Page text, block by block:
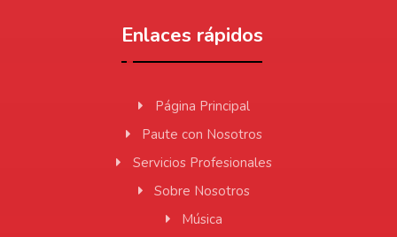
Enlaces rápidos
Página Principal
Paute con Nosotros
Servicios Profesionales
Sobre Nosotros
Música